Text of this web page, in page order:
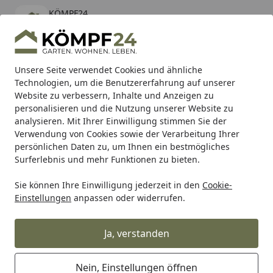
Unsere Seite verwendet Cookies und ähnliche
Technologien, um die Benutzererfahrung auf unserer
Website zu verbessern, Inhalte und Anzeigen zu
personalisieren und die Nutzung unserer Website zu
analysieren. Mit Ihrer Einwilligung stimmen Sie der
Verwendung von Cookies sowie der Verarbeitung Ihrer
persönlichen Daten zu, um Ihnen ein bestmögliches
Surferlebnis und mehr Funktionen zu bieten.
Sie können Ihre Einwilligung jederzeit in den Cookie-
Einstellungen anpassen oder widerrufen.
Ja, verstanden
Nein, Einstellungen öffnen
KÖMPF24
kostenlos - Im App Store
Hotline
Alle Produkte
Mein Konto
Suchen
Karibu Pools inkl. gratis Sandfilteranlage & Pool-
Starterset (Gesamtwert bis 468,99€)
Startseite
Auto & Zweirad Motorradzubehör & Werkzeuge
Supersprox Stealth-Kettenrad 525